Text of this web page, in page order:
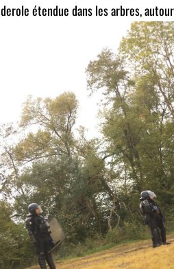
étendue dans les arbres,